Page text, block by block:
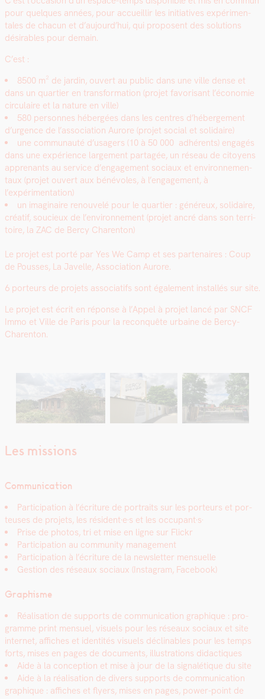
pour quelques années, pour accueil­lir les ini­tia­tives expéri­men­
tales de cha­cun et d’aujourd’hui, qui pro­posent des solu­tions
désir­ables pour demain.
C’est :
8500 m² de jardin, ouvert au pub­lic dans une ville dense et
dans un quarti­er en trans­for­ma­tion (pro­jet favorisant l’économie
cir­cu­laire et la nature en ville)
580 per­son­nes hébergées dans les cen­tres d’hébergement
d’urgence de l’association Aurore (pro­jet social et sol­idaire)
une com­mu­nauté d’usagers (10 à 50 000 adhérents) engagés
dans une expéri­ence large­ment partagée, un réseau de citoyens
apprenants au ser­vice d’engagement soci­aux et envi­ron­nemen­
taux (pro­jet ouvert aux bénév­oles, à l’engagement, à
l’expérimentation)
un imag­i­naire renou­velé pour le quarti­er : généreux, sol­idaire,
créatif, soucieux de l’environnement (pro­jet ancré dans son ter­ri­
toire, la ZAC de Bercy Char­en­ton)
Le pro­jet est porté par Yes We Camp et ses parte­naires : Coup
de Pouss­es, La Javelle, Asso­ci­a­tion Aurore.
6 por­teurs de pro­jets asso­ci­at­ifs sont égale­ment instal­lés sur site.
Le pro­jet est écrit en réponse à l’Appel à pro­jet lancé par SNCF
Immo et Ville de Paris pour la recon­quête urbaine de Bercy-
Char­en­ton.
Les missions
Com­mu­ni­ca­tion
Par­tic­i­pa­tion à l’écriture de por­traits sur les por­teurs et por­
teuses de pro­jets, les résident·e·s et les occupant·s·
Prise de pho­tos, tri et mise en ligne sur Flickr
Par­tic­i­pa­tion au com­mu­ni­ty man­age­ment
Par­tic­i­pa­tion à l’écriture de la newslet­ter men­su­elle
Ges­tion des réseaux soci­aux (Insta­gram, Face­book)
Graphisme
Réal­i­sa­tion de sup­ports de com­mu­ni­ca­tion graphique : pro­
gramme print men­su­el, visuels pour les réseaux soci­aux et site
inter­net, affich­es et iden­tités visuels déclin­ables pour les temps
forts, mis­es en pages de doc­u­ments, illus­tra­tions didac­tiques
Aide à la con­cep­tion et mise à jour de la sig­nalé­tique du site
Aide à la réal­i­sa­tion de divers sup­ports de com­mu­ni­ca­tion
graphique : affich­es et fly­ers, mis­es en pages, pow­er-point de